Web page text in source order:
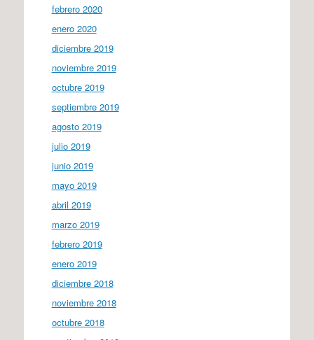
febrero 2020
enero 2020
diciembre 2019
noviembre 2019
octubre 2019
septiembre 2019
agosto 2019
julio 2019
junio 2019
mayo 2019
abril 2019
marzo 2019
febrero 2019
enero 2019
diciembre 2018
noviembre 2018
octubre 2018